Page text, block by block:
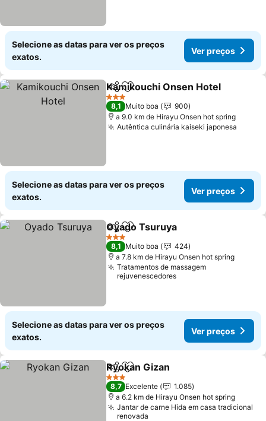
Selecione as datas para ver os preços
exatos.
Ver preços
PartilharAdicionar aos favoritos
Kamikouchi Onsen Hotel
3 Estrelas
8,1 Muito boa
900
a 9.0 km de Hirayu Onsen hot spring
Autêntica culinária kaiseki japonesa
Selecione as datas para ver os preços
exatos.
Ver preços
PartilharAdicionar aos favoritos
Oyado Tsuruya
3 Estrelas
8,1 Muito boa
424
a 7.8 km de Hirayu Onsen hot spring
Tratamentos de massagem
rejuvenescedores
Selecione as datas para ver os preços
exatos.
Ver preços
PartilharAdicionar aos favoritos
Ryokan Gizan
3 Estrelas
8,7 Excelente
1.085
a 6.2 km de Hirayu Onsen hot spring
Jantar de carne Hida em casa tradicional
renovada